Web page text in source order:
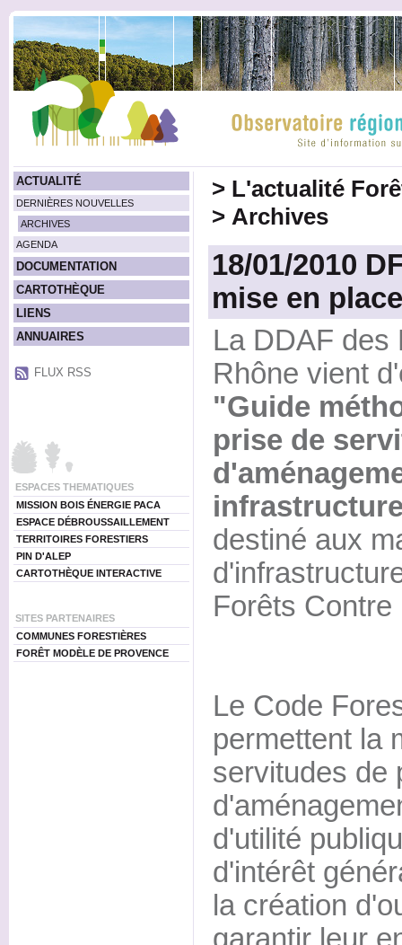
ACTUALITÉ
DERNIÈRES NOUVELLES
ARCHIVES
AGENDA
DOCUMENTATION
CARTOTHÈQUE
LIENS
ANNUAIRES
FLUX RSS
ESPACES THEMATIQUES
MISSION BOIS ÉNERGIE PACA
ESPACE DÉBROUSSAILLEMENT
TERRITOIRES FORESTIERS
PIN D'ALEP
CARTOTHÈQUE INTERACTIVE
SITES PARTENAIRES
COMMUNES FORESTIÈRES
FORÊT MODÈLE DE PROVENCE
> L'actualité
> Archives
18/01/2010
mise en
La DDAF des
Rhône vient
"Guide
prise de
destiné aux
Forêts Contre
Le Code
permettent la
servitudes de
d'utilité
d'intérêt
la création